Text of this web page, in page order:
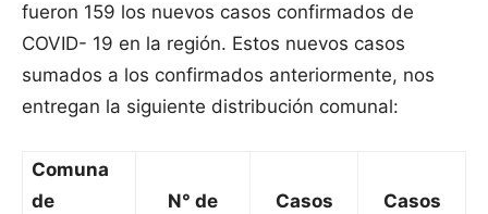
fueron 159 los nuevos casos confirmados de
COVID- 19 en la región. Estos nuevos casos
sumados a los confirmados anteriormente, nos
entregan la siguiente distribución comunal:
Comuna
de
N° de
Casos
Casos